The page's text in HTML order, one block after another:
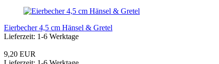
Eierbecher 4,5 cm Hänsel & Gretel
Lieferzeit: 1-6 Werktage
9,20 EUR